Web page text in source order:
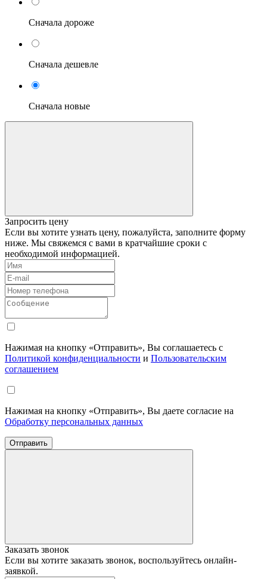
Сначала дороже
Сначала дешевле
Сначала новые
Запросить цену
Если вы хотите узнать цену, пожалуйста, заполните форму
ниже. Мы свяжемся с вами в кратчайшие сроки с
необходимой информацией.
Нажимая на кнопку «Отправить», Вы соглашаетесь с
Политикой конфиденциальности и Пользовательским
соглашением
Нажимая на кнопку «Отправить», Вы даете согласие на
Обработку персональных данных
Отправить
Заказать звонок
Если вы хотите заказать звонок, воспользуйтесь онлайн-
заявкой.